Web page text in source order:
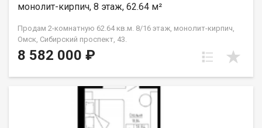
монолит-кирпич, 8 этаж, 62.64 м²
Продам 2-комнатную 62.64 кв.м. 8/16 этаж, монолит-кирпич,
Омск, Сибирский проспект, 43.
8 582 000 ₽